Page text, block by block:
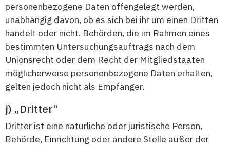
personenbezogene Daten offengelegt werden,
unabhängig davon, ob es sich bei ihr um einen Dritten
handelt oder nicht. Behörden, die im Rahmen eines
bestimmten Untersuchungsauftrags nach dem
Unionsrecht oder dem Recht der Mitgliedstaaten
möglicherweise personenbezogene Daten erhalten,
gelten jedoch nicht als Empfänger.
„Dritter“
Dritter ist eine natürliche oder juristische Person,
Behörde, Einrichtung oder andere Stelle außer der